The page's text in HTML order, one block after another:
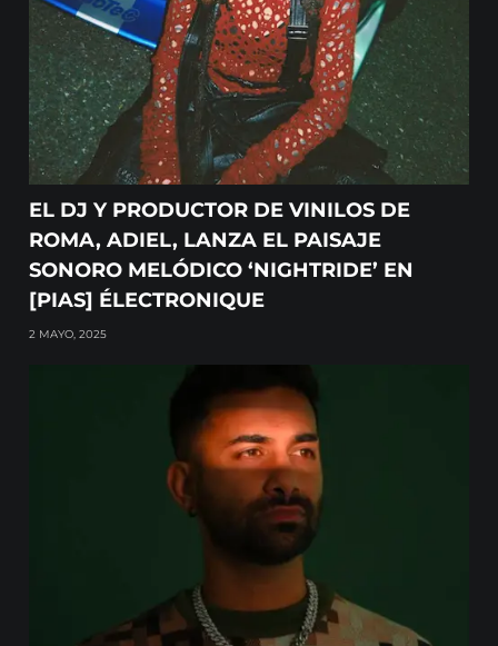
EL DJ Y PRODUCTOR DE VINILOS DE
ROMA, ADIEL, LANZA EL PAISAJE
SONORO MELÓDICO ‘NIGHTRIDE’ EN
[PIAS] ÉLECTRONIQUE
2 MAYO, 2025